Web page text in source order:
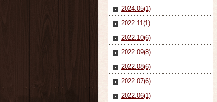
2024.05(1)
2022.11(1)
2022.10(6)
2022.09(8)
2022.08(6)
2022.07(6)
2022.06(1)